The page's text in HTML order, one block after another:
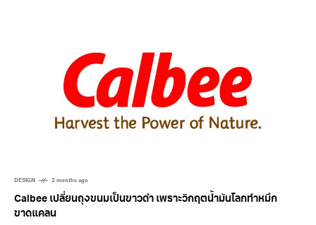
DESIGN 2 months ago
Calbee เปลี่ยนถุงขนมเป็นขาวดำ เพราะวิกฤตน้ำมันโลกทำหมึก
ขาดแคลน